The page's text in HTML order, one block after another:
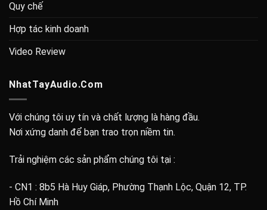
Quy chế
Hợp tác kinh doanh
Video Review
NhatTayAudio.Com
Với chúng tôi uy tín và chất lượng là hàng đầu.
Nơi xứng danh để bạn trao trọn niềm tin.
Trải nghiệm các sản phẩm chúng tôi tại :
- CN1 : 8b5 Hà Huy Giáp, Phường Thạnh Lộc, Quận 12, TP.
Hồ Chí Minh